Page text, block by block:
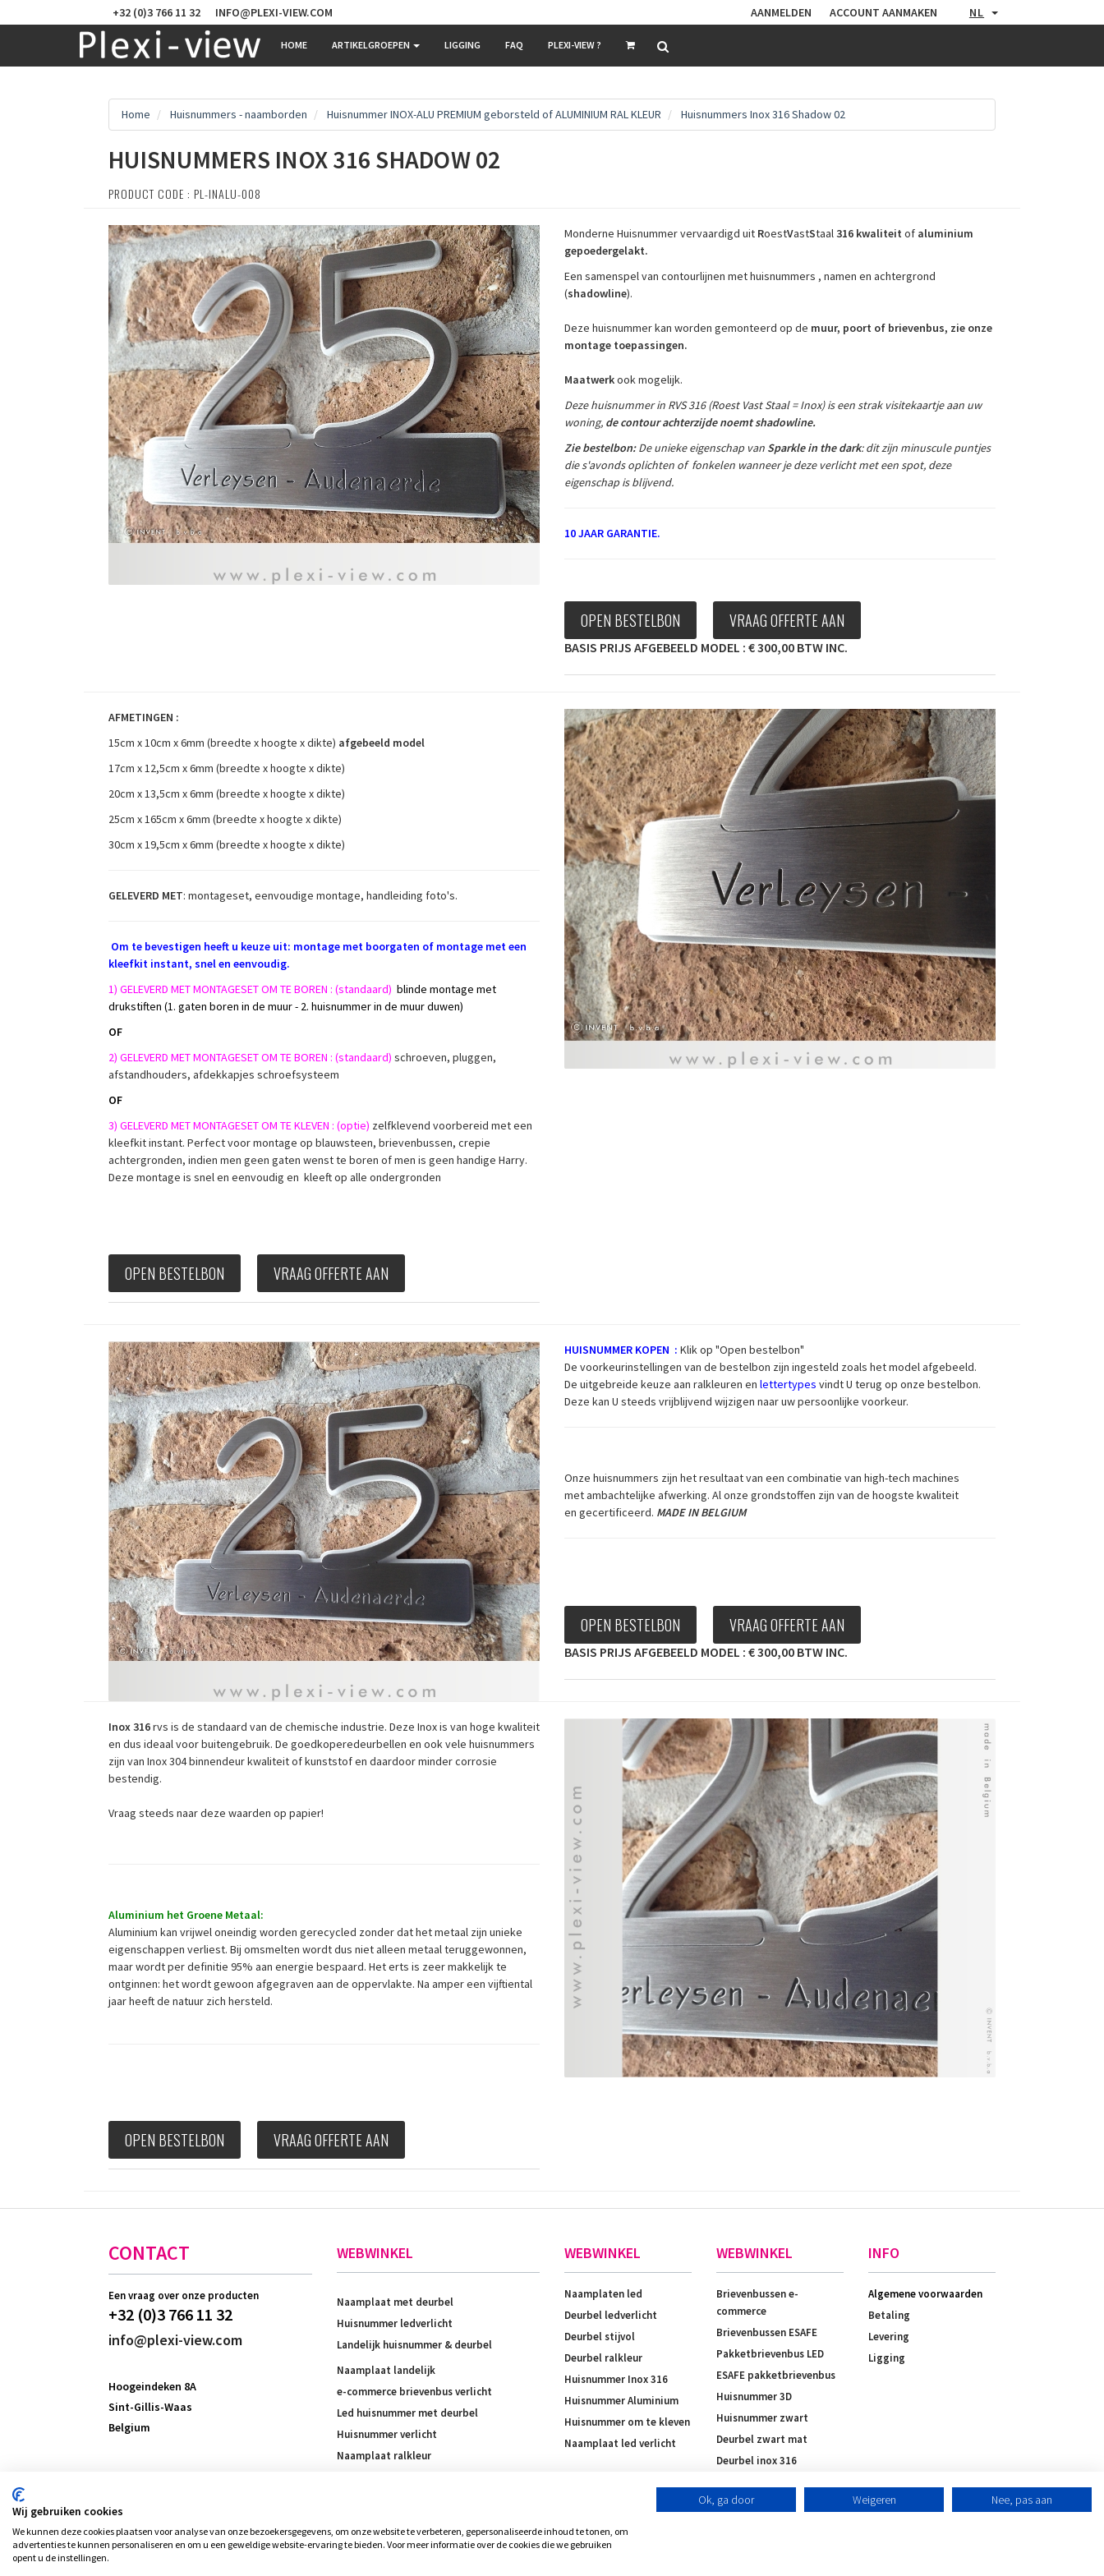
+32 (0)3 766 11 32 INFO@PLEXI-VIEW.COM AANMELDEN ACCOUNT AANMAKEN NL
HOME ARTIKELGROEPEN LIGGING FAQ PLEXI-VIEW ?
Home Huisnummers - naamborden Huisnummer INOX-ALU PREMIUM geborsteld of ALUMINIUM RAL KLEUR Huisnummers Inox 316 Shadow 02
HUISNUMMERS INOX 316 SHADOW 02
PRODUCT CODE : PL-INALU-008
Monderne Huisnummer vervaardigd uit RoestVastStaal316 kwaliteit of aluminium
gepoedergelakt.
Een samenspel van contourlijnen met huisnummers , namen en achtergrond
(shadowline).
Deze huisnummer kan worden gemonteerd op de muur, poort of brievenbus, zie onze
montage toepassingen.
Maatwerkook mogelijk.
Deze huisnummer in RVS 316 (Roest Vast Staal = Inox) is een strak visitekaartje aan uw
woning, de contour achterzijde noemt shadowline.
Zie bestelbon:De unieke eigenschap van Sparkle in the dark:dit zijn minuscule puntjes
die s'avonds oplichten of fonkelen wanneer je deze verlicht met een spot, deze
eigenschap is blijvend.
10 JAAR GARANTIE.
OPEN BESTELBON VRAAG OFFERTE AAN
BASIS PRIJS AFGEBEELD MODEL : € 300,00 BTW INC.
AFMETINGEN :
15cm x 10cm x 6mm (breedte x hoogte x dikte) afgebeeld model
17cm x 12,5cm x 6mm (breedte x hoogte x dikte)
20cm x 13,5cm x 6mm (breedte x hoogte x dikte)
25cm x 165cm x 6mm (breedte x hoogte x dikte)
30cm x 19,5cm x 6mm (breedte x hoogte x dikte)
GELEVERD MET: montageset, eenvoudige montage, handleiding foto's.
Om te bevestigen heeft u keuze uit: montage met boorgaten of montage met een
kleefkit instant, snel en eenvoudig.
1) GELEVERD MET MONTAGESET OM TE BOREN : (standaard) blinde montage met
drukstiften (1. gaten boren in de muur - 2. huisnummer in de muur duwen)
OF
2) GELEVERD MET MONTAGESET OM TE BOREN : (standaard) schroeven, pluggen,
afstandhouders, afdekkapjes schroefsysteem
OF
3) GELEVERD MET MONTAGESET OM TE KLEVEN : (optie) zelfklevend voorbereid met een
kleefkit instant. Perfect voor montage op blauwsteen, brievenbussen, crepie
achtergronden, indien men geen gaten wenst te boren of men is geen handige Harry.
Deze montage is snel en eenvoudig en kleeft op alle ondergronden
OPEN BESTELBON VRAAG OFFERTE AAN
HUISNUMMER KOPEN : Klik op "Open bestelbon"
De voorkeurinstellingen van de bestelbon zijn ingesteld zoals het model afgebeeld.
De uitgebreide keuze aan ralkleuren en lettertypes vindt U terug op onze bestelbon.
Deze kan U steeds vrijblijvend wijzigen naar uw persoonlijke voorkeur.
Onze huisnummers zijn het resultaat van een combinatie van high-tech machines
met ambachtelijke afwerking. Al onze grondstoffen zijn van de hoogste kwaliteit
en gecertificeerd. MADE IN BELGIUM
OPEN BESTELBON VRAAG OFFERTE AAN
BASIS PRIJS AFGEBEELD MODEL : € 300,00 BTW INC.
Inox 316rvs is de standaard van de chemische industrie. Deze Inox is van hoge kwaliteit
en dus ideaal voor buitengebruik. De goedkoperedeurbellen en ook vele huisnummers
zijn van Inox 304 binnendeur kwaliteit of kunststof en daardoor minder corrosie
bestendig.
Vraag steeds naar deze waarden op papier!
Aluminium het Groene Metaal:
Aluminium kan vrijwel oneindig worden gerecycled zonder dat het metaal zijn unieke
eigenschappen verliest. Bij omsmelten wordt dus niet alleen metaal teruggewonnen,
maar wordt per definitie 95% aan energie bespaard. Het erts is zeer makkelijk te
ontginnen: het wordt gewoon afgegraven aan de oppervlakte. Na amper een vijftiental
jaar heeft de natuur zich hersteld.
OPEN BESTELBON VRAAG OFFERTE AAN
CONTACT
Een vraag over onze producten
+32 (0)3 766 11 32
info@plexi-view.com
Hoogeindeken 8A
Sint-Gillis-Waas
Belgium
WEBWINKEL
Naamplaat met deurbel
Huisnummer ledverlicht
Landelijk huisnummer & deurbel
Naamplaat landelijk
e-commerce brievenbus verlicht
Led huisnummer met deurbel
Huisnummer verlicht
Naamplaat ralkleur
WEBWINKEL
Naamplaten led
Deurbel ledverlicht
Deurbel stijvol
Deurbel ralkleur
Huisnummer Inox 316
Huisnummer Aluminium
Huisnummer om te kleven
Naamplaat led verlicht
WEBWINKEL
Brievenbussen e-
commerce
Brievenbussen ESAFE
Pakketbrievenbus LED
ESAFE pakketbrievenbus
Huisnummer 3D
Huisnummer zwart
Deurbel zwart mat
Deurbel inox 316
INFO
Algemene voorwaarden
Betaling
Levering
Ligging
© Plexi-view - INVENT bvba, alle rechten voorbehouden
Wij gebruiken cookies
We kunnen deze cookies plaatsen voor analyse van onze bezoekersgegevens, om onze website te verbeteren, gepersonaliseerde inhoud te tonen, om
advertenties te kunnen personaliseren en om u een geweldige website-ervaring te bieden. Voor meer informatie over de cookies die we gebruiken
opent u de instellingen.
Ok, ga door Weigeren Nee, pas aan